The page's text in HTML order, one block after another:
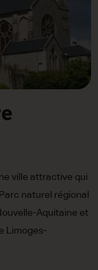
ville attractive qui
naturel régional
Aquitaine et
Limoges-